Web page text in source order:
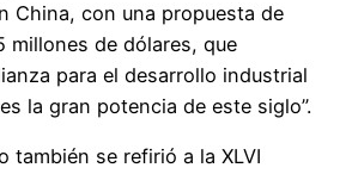
China, con una propuesta de
millones de dólares, que
para el desarrollo industrial
la gran potencia de este siglo”.
también se refirió a la XLVI